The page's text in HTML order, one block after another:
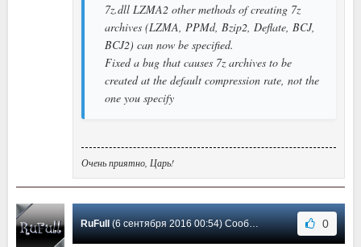
7z.dll LZMA2 other methods of creating 7z
archives (LZMA, PPMd, Bzip2, Deflate, BCJ,
BCJ2) can now be specified.
Fixed a bug that causes 7z archives to be
created at the default compression rate, not the
one you specify
Очень приятно, Царь!
RuFull(6 сентября 2016 00:54) Сообщение #39 0